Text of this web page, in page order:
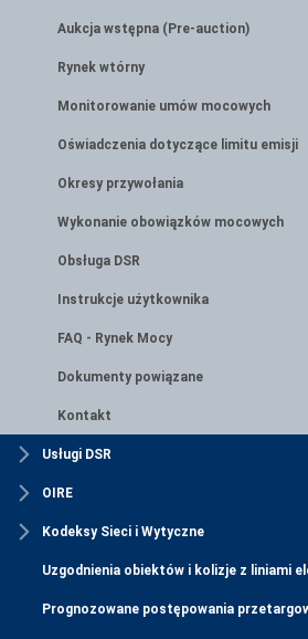
Aukcja wstępna (Pre-auction)
Rynek wtórny
Monitorowanie umów mocowych
Oświadczenia dotyczące limitu emisji
Okresy przywołania
Wykonanie obowiązków mocowych
Obsługa DSR
Instrukcje użytkownika
FAQ - Rynek Mocy
Dokumenty powiązane
Kontakt
Usługi DSR
OIRE
Kodeksy Sieci i Wytyczne
Uzgodnienia obiektów i kolizje z liniami
Prognozowane postępowania